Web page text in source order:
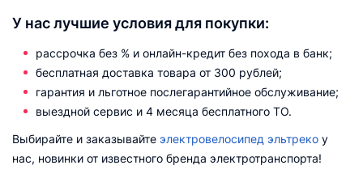
У нас лучшие условия для покупки:
рассрочка без % и онлайн-кредит без похода в банк;
бесплатная доставка товара от 300 рублей;
гарантия и льготное послегарантийное обслуживание;
выездной сервис и 4 месяца бесплатного ТО.
Выбирайте и заказывайте электровелосипед эльтреко у
нас, новинки от известного бренда электротранспорта!